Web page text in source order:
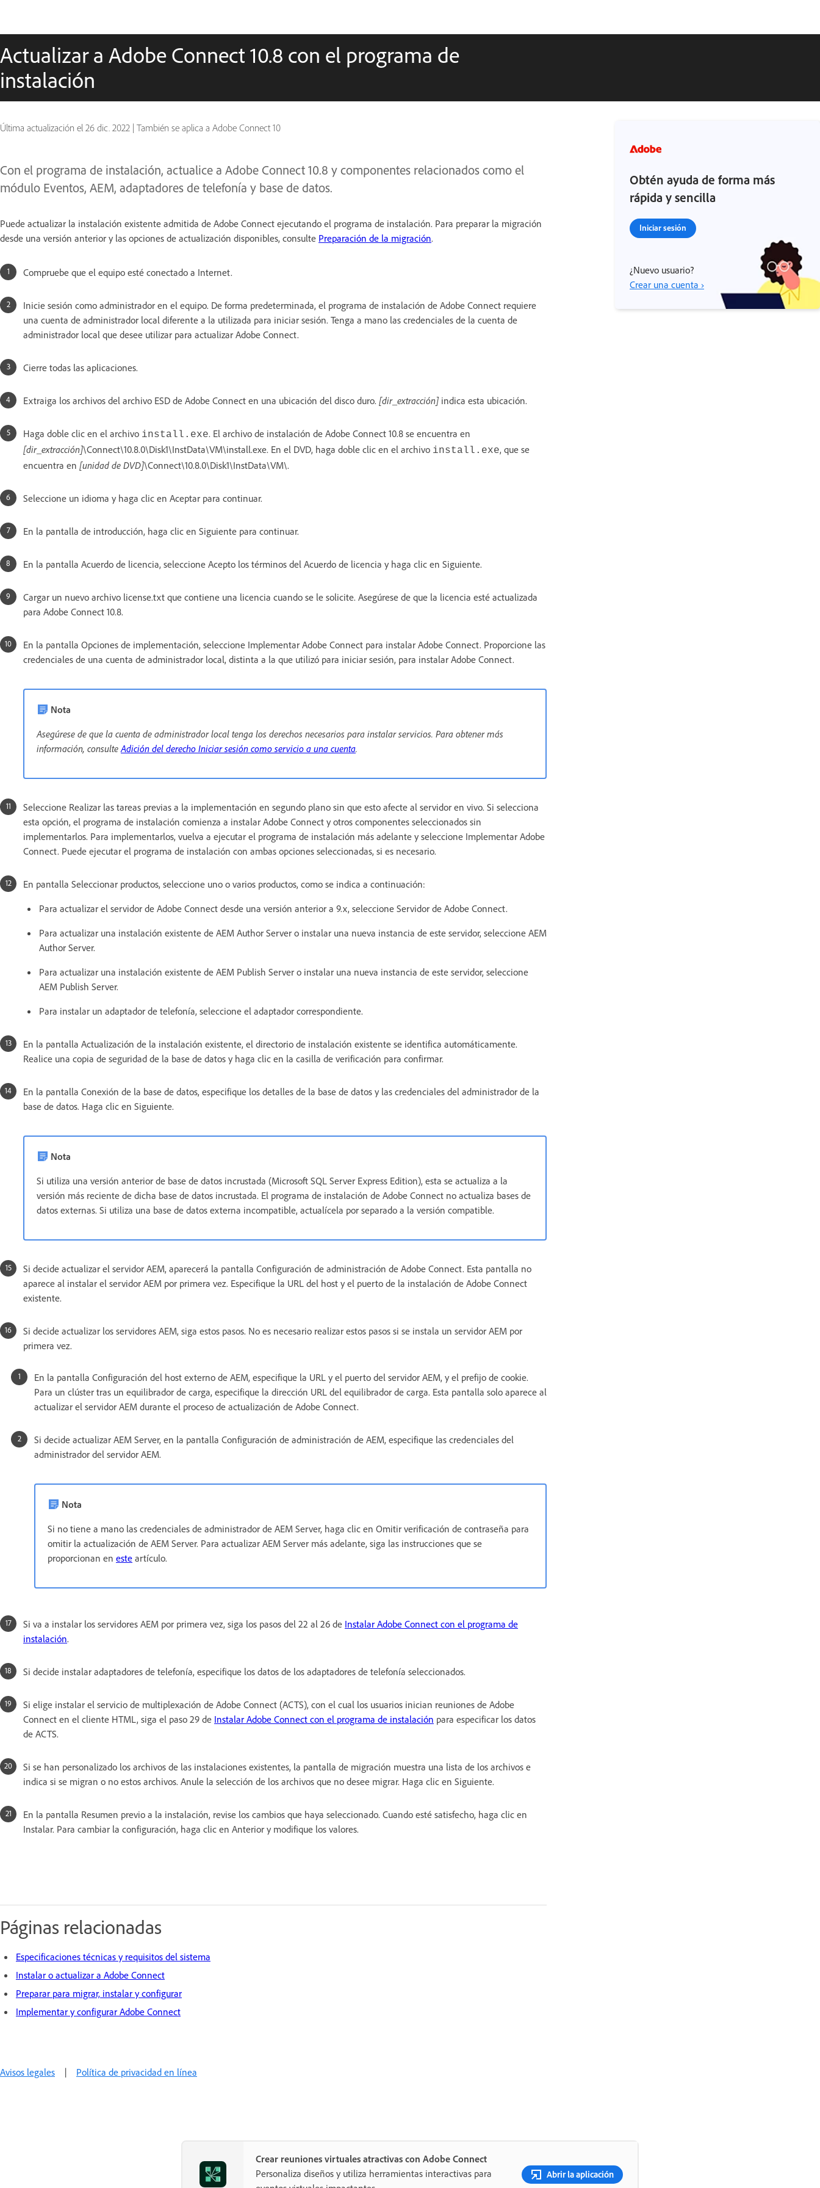
Actualizar a Adobe Connect 10.8 con el programa de
instalación
Última actualización el 26 dic. 2022 | También se aplica a Adobe Connect 10
Con el programa de instalación, actualice a Adobe Connect 10.8 y componentes relacionados como el
módulo Eventos, AEM, adaptadores de telefonía y base de datos.
Puede actualizar la instalación existente admitida de Adobe Connect ejecutando el programa de instalación. Para preparar la migración
desde una versión anterior y las opciones de actualización disponibles, consulte Preparación de la migración.
Compruebe que el equipo esté conectado a Internet.
Inicie sesión como administrador en el equipo. De forma predeterminada, el programa de instalación de Adobe Connect requiere
una cuenta de administrador local diferente a la utilizada para iniciar sesión. Tenga a mano las credenciales de la cuenta de
administrador local que desee utilizar para actualizar Adobe Connect.
Cierre todas las aplicaciones.
Extraiga los archivos del archivo ESD de Adobe Connect en una ubicación del disco duro. [dir_extracción] indica esta ubicación.
Haga doble clic en el archivo install.exe. El archivo de instalación de Adobe Connect 10.8 se encuentra en
[dir_extracción]\Connect\10.8.0\Disk1\InstData\VM\install.exe. En el DVD, haga doble clic en el archivo install.exe, que se
encuentra en [unidad de DVD]\Connect\10.8.0\Disk1\InstData\VM\.
Seleccione un idioma y haga clic en Aceptar para continuar.
En la pantalla de introducción, haga clic en Siguiente para continuar.
En la pantalla Acuerdo de licencia, seleccione Acepto los términos del Acuerdo de licencia y haga clic en Siguiente.
Cargar un nuevo archivo license.txt que contiene una licencia cuando se le solicite. Asegúrese de que la licencia esté actualizada
para Adobe Connect 10.8.
En la pantalla Opciones de implementación, seleccione Implementar Adobe Connect para instalar Adobe Connect. Proporcione las
credenciales de una cuenta de administrador local, distinta a la que utilizó para iniciar sesión, para instalar Adobe Connect.
Nota
Asegúrese de que la cuenta de administrador local tenga los derechos necesarios para instalar servicios. Para obtener más
información, consulteAdición del derecho Iniciar sesión como servicio a una cuenta.
Seleccione Realizar las tareas previas a la implementación en segundo plano sin que esto afecte al servidor en vivo. Si selecciona
esta opción, el programa de instalación comienza a instalar Adobe Connect y otros componentes seleccionados sin
implementarlos. Para implementarlos, vuelva a ejecutar el programa de instalación más adelante y seleccione Implementar Adobe
Connect. Puede ejecutar el programa de instalación con ambas opciones seleccionadas, si es necesario.
En pantalla Seleccionar productos, seleccione uno o varios productos, como se indica a continuación:
Para actualizar el servidor de Adobe Connect desde una versión anterior a 9.x, seleccione Servidor de Adobe Connect.
Para actualizar una instalación existente de AEM Author Server o instalar una nueva instancia de este servidor, seleccione AEM
Author Server.
Para actualizar una instalación existente de AEM Publish Server o instalar una nueva instancia de este servidor, seleccione
AEM Publish Server.
Para instalar un adaptador de telefonía, seleccione el adaptador correspondiente.
En la pantalla Actualización de la instalación existente, el directorio de instalación existente se identifica automáticamente.
Realice una copia de seguridad de la base de datos y haga clic en la casilla de verificación para confirmar.
En la pantalla Conexión de la base de datos, especifique los detalles de la base de datos y las credenciales del administrador de la
base de datos. Haga clic en Siguiente.
Nota
Si utiliza una versión anterior de base de datos incrustada (Microsoft SQL Server Express Edition), esta se actualiza a la
versión más reciente de dicha base de datos incrustada. El programa de instalación de Adobe Connect no actualiza bases de
datos externas. Si utiliza una base de datos externa incompatible, actualícela por separado a la versión compatible.
Si decide actualizar el servidor AEM, aparecerá la pantalla Configuración de administración de Adobe Connect. Esta pantalla no
aparece al instalar el servidor AEM por primera vez. Especifique la URL del host y el puerto de la instalación de Adobe Connect
existente.
Si decide actualizar los servidores AEM, siga estos pasos. No es necesario realizar estos pasos si se instala un servidor AEM por
primera vez.
En la pantalla Configuración del host externo de AEM, especifique la URL y el puerto del servidor AEM, y el prefijo de cookie.
Para un clúster tras un equilibrador de carga, especifique la dirección URL del equilibrador de carga. Esta pantalla solo aparece al
actualizar el servidor AEM durante el proceso de actualización de Adobe Connect.
Si decide actualizar AEM Server, en la pantalla Configuración de administración de AEM, especifique las credenciales del
administrador del servidor AEM.
Nota
Si no tiene a mano las credenciales de administrador de AEM Server, haga clic en Omitir verificación de contraseña para
omitir la actualización de AEM Server. Para actualizar AEM Server más adelante, siga las instrucciones que se
proporcionan en este artículo.
Si va a instalar los servidores AEM por primera vez, siga los pasos del 22 al 26 de Instalar Adobe Connect con el programa de
instalación.
Si decide instalar adaptadores de telefonía, especifique los datos de los adaptadores de telefonía seleccionados.
Si elige instalar el servicio de multiplexación de Adobe Connect (ACTS), con el cual los usuarios inician reuniones de Adobe
Connect en el cliente HTML, siga el paso 29 de Instalar Adobe Connect con el programa de instalación para especificar los datos
de ACTS.
Si se han personalizado los archivos de las instalaciones existentes, la pantalla de migración muestra una lista de los archivos e
indica si se migran o no estos archivos. Anule la selección de los archivos que no desee migrar. Haga clic en Siguiente.
En la pantalla Resumen previo a la instalación, revise los cambios que haya seleccionado. Cuando esté satisfecho, haga clic en
Instalar. Para cambiar la configuración, haga clic en Anterior y modifique los valores.
Páginas relacionadas
Especificaciones técnicas y requisitos del sistema
Instalar o actualizar a Adobe Connect
Preparar para migrar, instalar y configurar
Implementar y configurar Adobe Connect
Obtén ayuda de forma más
rápida y sencilla
Iniciar sesión
¿Nuevo usuario?
Crear una cuenta ›
Avisos legales | Política de privacidad en línea
Crear reuniones virtuales atractivas con Adobe Connect
Personaliza diseños y utiliza herramientas interactivas para
Abrir la aplicación